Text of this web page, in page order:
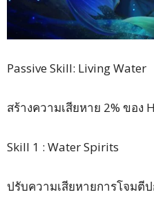
Passive Skill: Living Water
สร้างความเสียหาย 2% ของ
Skill 1 : Water Spirits
ปรับความเสียหายการโจมตี